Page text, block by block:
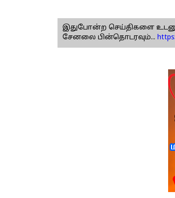
இதுபோன்ற செய்திகளை
சேனலை பின்தொடரவும்...